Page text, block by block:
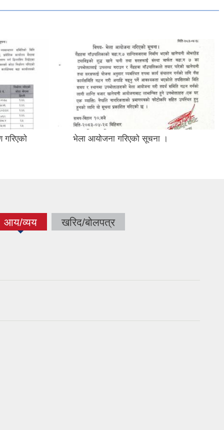
गरिएको
भेला आयोजना गरिएको सूचना ।
आय/व्यय
(active
खरिद/बोलपत्र